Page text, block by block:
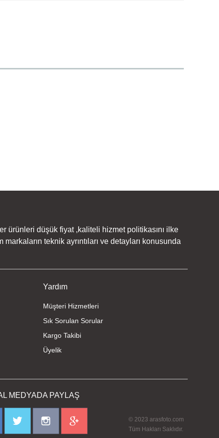
ürünleri düşük fiyat ,kaliteli hizmet politikasını ilke
teknik ayrıntıları ve detayları konusunda
Yardım
Müşteri Hizmetleri
Sık Sorulan Sorular
Kargo Takibi
Üyelik
MEDYADA PAYLAŞ
© 2023 arasfoto.com
Tüm Hakları Saklıdır.